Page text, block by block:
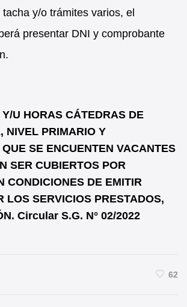
y/o trámites varios, el
presentar DNI y comprobante
U HORAS CÁTEDRAS DE
NIVEL PRIMARIO Y
SE ENCUENTEN VACANTES
SER CUBIERTOS POR
CONDICIONES DE EMITIR
LOS SERVICIOS PRESTADOS,
Circular S.G. N° 02/2022
62